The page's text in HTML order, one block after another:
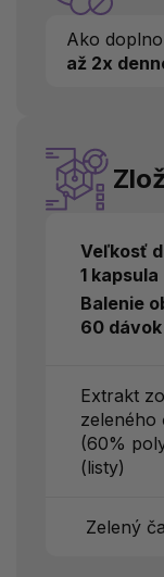
Ako
až 2x
Veľkosť
1 kapsula
Balenie
60 dávok
Extrakt zo
zeleného
(60%
(listy)
Zelený